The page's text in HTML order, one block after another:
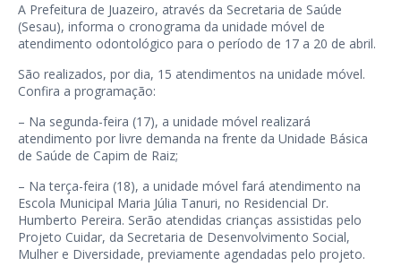
A Prefeitura de Juazeiro, através da Secretaria de Saúde
(Sesau), informa o cronograma da unidade móvel de
atendimento odontológico para o período de 17 a 20 de abril.
São realizados, por dia, 15 atendimentos na unidade móvel.
Confira a programação:
– Na segunda-feira (17), a unidade móvel realizará
atendimento por livre demanda na frente da Unidade Básica
de Saúde de Capim de Raiz;
– Na terça-feira (18), a unidade móvel fará atendimento na
Escola Municipal Maria Júlia Tanuri, no Residencial Dr.
Humberto Pereira. Serão atendidas crianças assistidas pelo
Projeto Cuidar, da Secretaria de Desenvolvimento Social,
Mulher e Diversidade, previamente agendadas pelo projeto.